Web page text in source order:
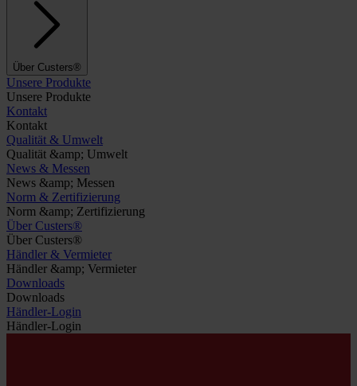
Über Custers®
Unsere Produkte
Unsere Produkte
Kontakt
Kontakt
Qualität & Umwelt
Qualität &amp; Umwelt
News & Messen
News &amp; Messen
Norm & Zertifizierung
Norm &amp; Zertifizierung
Über Custers®
Über Custers®
Händler & Vermieter
Händler &amp; Vermieter
Downloads
Downloads
Händler-Login
Händler-Login